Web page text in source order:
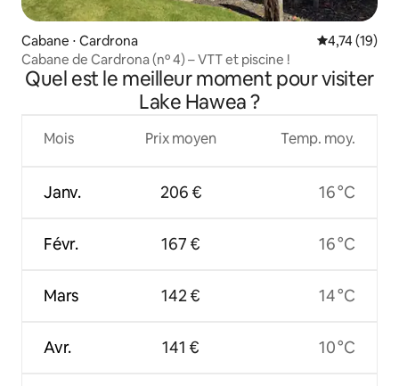
Cabane ⋅ Cardrona Évaluation
4,74 (19)
Cabane de Cardrona (nº 4) – VTT et piscine !
Quel est le meilleur moment pour visiter
Lake Hawea ?
Mois
Janv.
Févr.
Mars
Avr.
Prix moyen
206 €
167 €
142 €
141 €
Temp. moy.
16 °C
16 °C
14 °C
10 °C